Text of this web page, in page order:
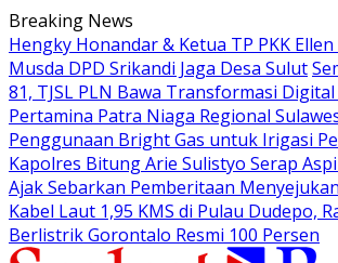
Langsung
ke
konten
Breaking News
Hengky Honandar & Ketua TP PKK
Musda DPD Srikandi Jaga Desa Sulut
81, TJSL PLN Bawa Transformasi
Pertamina Patra Niaga Regional
Penggunaan Bright Gas untuk Irigasi
Kapolres Bitung Arie Sulistyo Serap
Ajak Sebarkan Pemberitaan Menyejukan
Kabel Laut 1,95 KMS di Pulau Dudepo,
Berlistrik Gorontalo Resmi 100 Persen